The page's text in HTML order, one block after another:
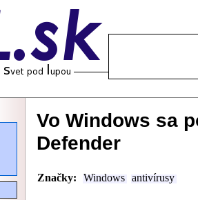
Vo Windows sa
Defender
Značky: Windows antivírusy